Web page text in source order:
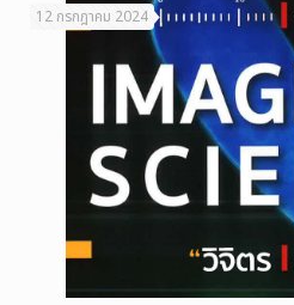
12 กรกฎาคม 2024